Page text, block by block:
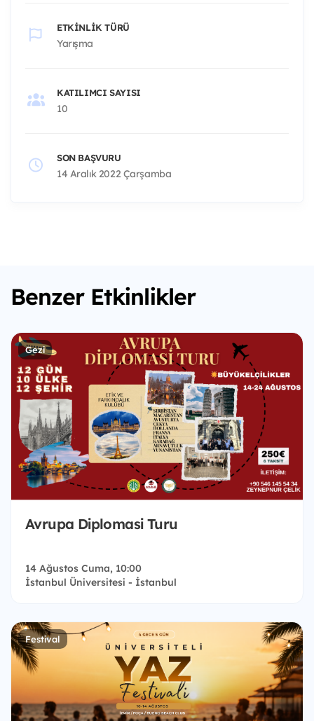
ETKINLIK TÜRÜ
Yarışma
KATILIMCI SAYISI
10
SON BAŞVURU
14 Aralık 2022 Çarşamba
Benzer Etkinlikler
Gezi
Avrupa Diplomasi Turu
14 Ağustos Cuma, 10:00
İstanbul Üniversitesi - İstanbul
Festival